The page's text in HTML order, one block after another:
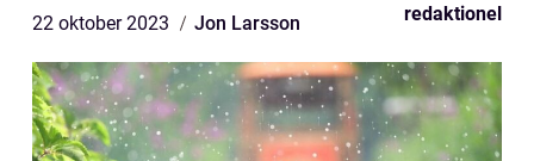
22 oktober 2023 Jon Larsson redaktionel